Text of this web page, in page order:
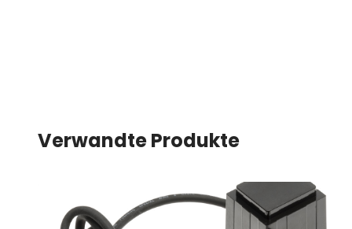
Verwandte Produkte